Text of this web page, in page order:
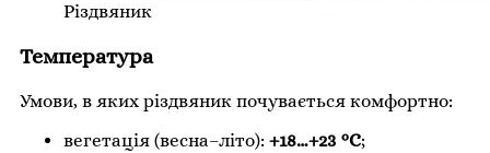
Різдвяник
Температура
Умови, в яких різдвяник почувається комфортно:
вегетація (весна–літо): +18…+23 °C;